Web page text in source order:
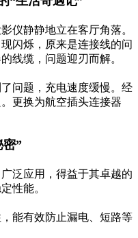
仪静静地立在客厅角落。
闪烁，原来是连接线的问
线缆，问题迎刃而解。
问题，充电速度缓慢。经
更换为航空插头连接器
密”
泛应用，得益于其卓越的
性能。
能有效防止漏电、短路等